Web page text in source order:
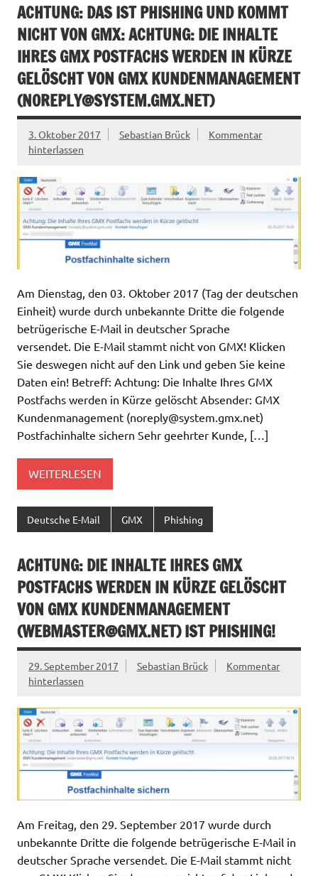
ACHTUNG: DAS IST PHISHING UND KOMMT
NICHT VON GMX: ACHTUNG: DIE INHALTE
IHRES GMX POSTFACHS WERDEN IN KÜRZE
GELÖSCHT VON GMX KUNDENMANAGEMENT
(NOREPLY@SYSTEM.GMX.NET)
3. Oktober 2017 Sebastian Brück
Kommentar
hinterlassen
Am Dienstag, den 03. Oktober 2017 (Tag der deutschen
Einheit) wurde durch unbekannte Dritte die folgende
betrügerische E-Mail in deutscher Sprache
versendet. Die E-Mail stammt nicht von GMX! Klicken
Sie deswegen nicht auf den Link und geben Sie keine
Daten ein! Betreff: Achtung: Die Inhalte Ihres GMX
Postfachs werden in Kürze gelöscht Absender: GMX
Kundenmanagement (noreply@system.gmx.net)
Postfachinhalte sichern Sehr geehrter Kunde, […]
WEITERLESEN
Deutsche E-Mail GMX Phishing
ACHTUNG: DIE INHALTE IHRES GMX
POSTFACHS WERDEN IN KÜRZE GELÖSCHT
VON GMX KUNDENMANAGEMENT
(WEBMASTER@GMX.NET) IST PHISHING!
29. September 2017 Sebastian Brück
Kommentar
hinterlassen
Am Freitag, den 29. September 2017 wurde durch
unbekannte Dritte die folgende betrügerische E-Mail in
deutscher Sprache versendet. Die E-Mail stammt nicht